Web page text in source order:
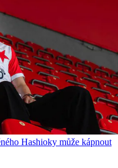
Hashioky může kápnout